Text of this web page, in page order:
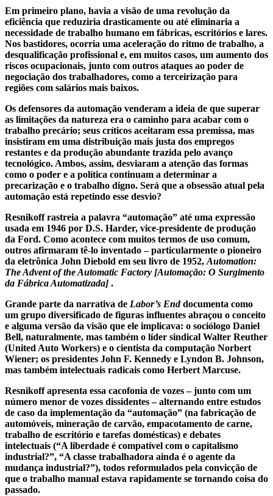
Em primeiro plano, havia a visão de uma revolução da
eficiência que reduziria drasticamente ou até eliminaria a
necessidade de trabalho humano em fábricas, escritórios e lares.
Nos bastidores, ocorria uma aceleração do ritmo de trabalho, a
desqualificação profissional e, em muitos casos, um aumento dos
riscos ocupacionais, junto com outros ataques ao poder de
negociação dos trabalhadores, como a terceirização para
regiões com salários mais baixos.
Os defensores da automação venderam a ideia de que superar
as limitações da natureza era o caminho para acabar com o
trabalho precário; seus críticos aceitaram essa premissa, mas
insistiram em uma distribuição mais justa dos empregos
restantes e da produção abundante trazida pelo avanço
tecnológico. Ambos, assim, desviaram a atenção das formas
como o poder e a política continuam a determinar a
precarização e o trabalho digno. Será que a obsessão atual pela
automação está repetindo esse desvio?
Resnikoff rastreia a palavra “automação” até uma expressão
usada em 1946 por D.S. Harder, vice-presidente de produção
da Ford. Como acontece com muitos termos de uso comum,
outros afirmaram tê-lo inventado – particularmente o pioneiro
da eletrônica John Diebold em seu livro de 1952, Automation:
The Advent of the Automatic Factory [Automação: O Surgimento
da Fábrica Automatizada] .
Grande parte da narrativa de Labor’s Enddocumenta como
um grupo diversificado de figuras influentes abraçou o conceito
e alguma versão da visão que ele implicava: o sociólogo Daniel
Bell, naturalmente, mas também o líder sindical Walter Reuther
(United Auto Workers) e o cientista da computação Norbert
Wiener; os presidentes John F. Kennedy e Lyndon B. Johnson,
mas também intelectuais radicais como Herbert Marcuse.
Resnikoff apresenta essa cacofonia de vozes – junto com um
número menor de vozes dissidentes – alternando entre estudos
de caso da implementação da “automação” (na fabricação de
automóveis, mineração de carvão, empacotamento de carne,
trabalho de escritório e tarefas domésticas) e debates
intelectuais (“A liberdade é compatível com o capitalismo
industrial?”, “A classe trabalhadora ainda é o agente da
mudança industrial?”), todos reformulados pela convicção de
que o trabalho manual estava rapidamente se tornando coisa do
passado.